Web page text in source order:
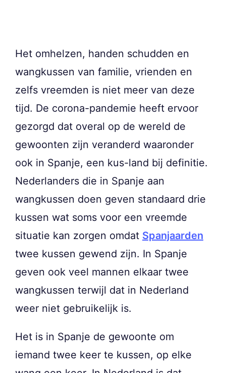
Het omhelzen, handen schudden en
wangkussen van familie, vrienden en
zelfs vreemden is niet meer van deze
tijd. De corona-pandemie heeft ervoor
gezorgd dat overal op de wereld de
gewoonten zijn veranderd waaronder
ook in Spanje, een kus-land bij definitie.
Nederlanders die in Spanje aan
wangkussen doen geven standaard drie
kussen wat soms voor een vreemde
situatie kan zorgen omdat Spanjaarden
twee kussen gewend zijn. In Spanje
geven ook veel mannen elkaar twee
wangkussen terwijl dat in Nederland
weer niet gebruikelijk is.
Het is in Spanje de gewoonte om
iemand twee keer te kussen, op elke